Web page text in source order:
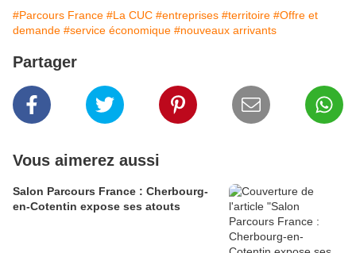
#Parcours France #La CUC #entreprises #territoire #Offre et
demande #service économique #nouveaux arrivants
Partager
Vous aimerez aussi
Salon Parcours France : Cherbourg-
en-Cotentin expose ses atouts